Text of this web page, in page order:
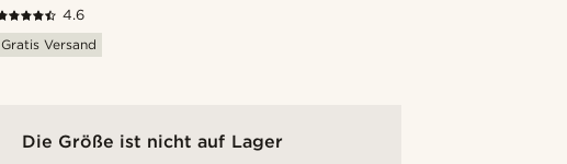
4.6
Gratis Versand
Die Größe ist nicht auf Lager